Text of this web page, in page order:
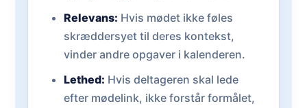
Relevans: Hvis mødet ikke føles
skræddersyet til deres kontekst,
vinder andre opgaver i kalenderen.
Lethed: Hvis deltageren skal lede
efter mødelink, ikke forstår formålet,